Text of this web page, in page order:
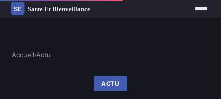
Accueil›Actu
ACTU